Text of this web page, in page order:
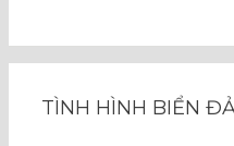
TÌNH HÌNH BIỂN